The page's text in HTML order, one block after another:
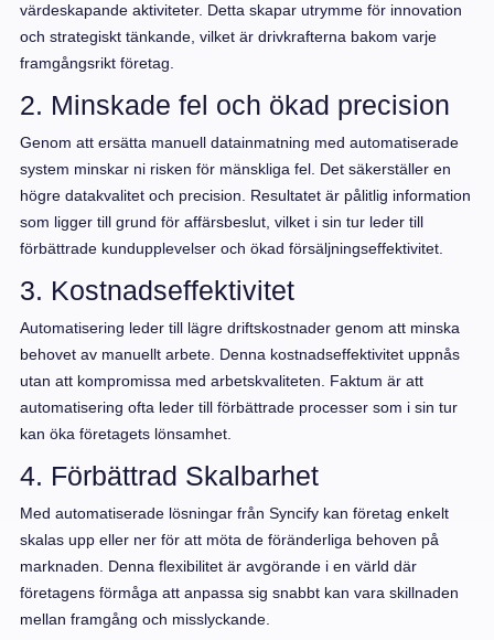
värdeskapande aktiviteter. Detta skapar utrymme för innovation
och strategiskt tänkande, vilket är drivkrafterna bakom varje
framgångsrikt företag.
2. Minskade fel och ökad precision
Genom att ersätta manuell datainmatning med automatiserade
system minskar ni risken för mänskliga fel. Det säkerställer en
högre datakvalitet och precision. Resultatet är pålitlig information
som ligger till grund för affärsbeslut, vilket i sin tur leder till
förbättrade kundupplevelser och ökad försäljningseffektivitet.
3. Kostnadseffektivitet
Automatisering leder till lägre driftskostnader genom att minska
behovet av manuellt arbete. Denna kostnadseffektivitet uppnås
utan att kompromissa med arbetskvaliteten. Faktum är att
automatisering ofta leder till förbättrade processer som i sin tur
kan öka företagets lönsamhet.
4. Förbättrad Skalbarhet
Med automatiserade lösningar från Syncify kan företag enkelt
skalas upp eller ner för att möta de föränderliga behoven på
marknaden. Denna flexibilitet är avgörande i en värld där
företagens förmåga att anpassa sig snabbt kan vara skillnaden
mellan framgång och misslyckande.